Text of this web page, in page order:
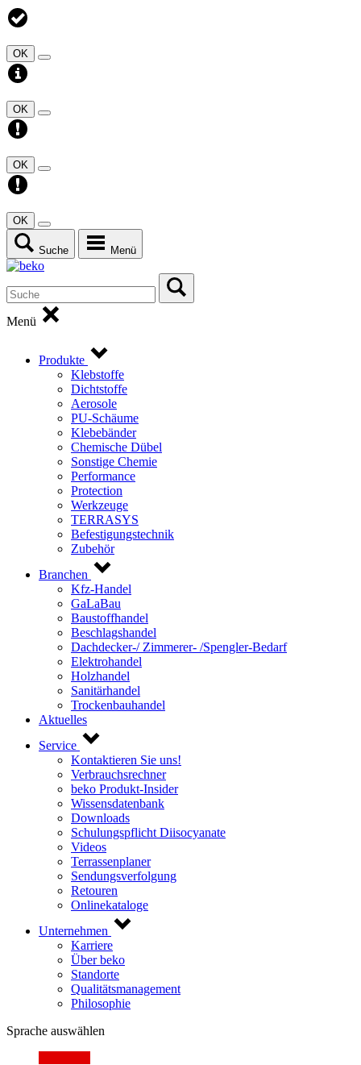
OK
OK
OK
OK
Suche Menü
Menü
Produkte
Klebstoffe
Dichtstoffe
Aerosole
PU-Schäume
Klebebänder
Chemische Dübel
Sonstige Chemie
Performance
Protection
Werkzeuge
TERRASYS
Befestigungstechnik
Zubehör
Branchen
Kfz-Handel
GaLaBau
Baustoffhandel
Beschlagshandel
Dachdecker-/ Zimmerer- /Spengler-Bedarf
Elektrohandel
Holzhandel
Sanitärhandel
Trockenbauhandel
Aktuelles
Service
Kontaktieren Sie uns!
Verbrauchsrechner
beko Produkt-Insider
Wissensdatenbank
Downloads
Schulungspflicht Diisocyanate
Videos
Terrassenplaner
Sendungsverfolgung
Retouren
Onlinekataloge
Unternehmen
Karriere
Über beko
Standorte
Qualitätsmanagement
Philosophie
Sprache auswählen